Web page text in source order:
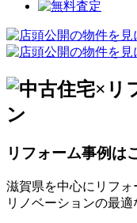
リフォーム事例は
滋賀県を中心にリフォ
リノベーションの最